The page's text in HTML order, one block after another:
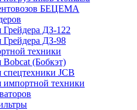
БЕЦЕМА
Грейдера ДЗ-122
Грейдера ДЗ-98
техники
Bobcat (Бобкэт)
спецтехники JCB
импортной техники